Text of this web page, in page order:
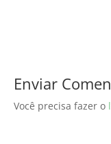
Enviar
Você precisa fazer o